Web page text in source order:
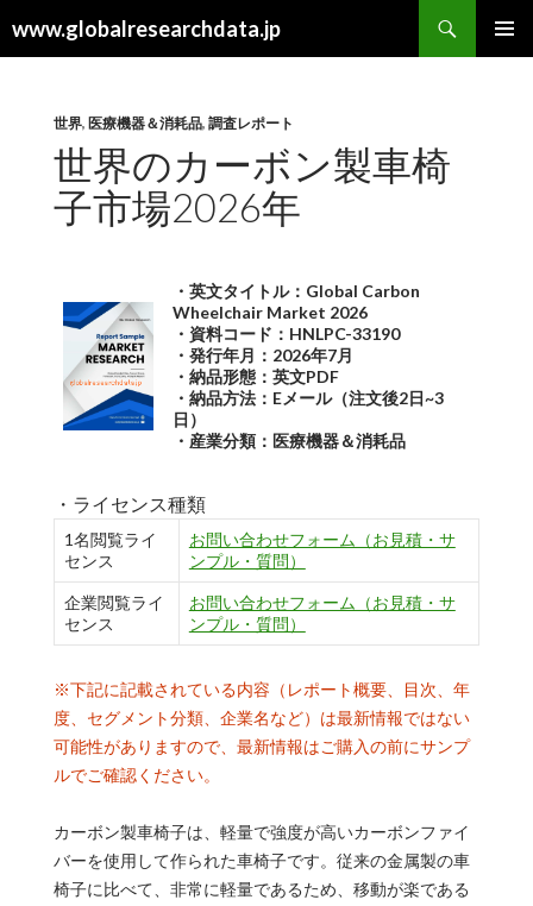
www.globalresearchdata.jp
索
世界, 医療機器＆消耗品, 調査レポート
世界のカーボン製車椅
子市場2026年
・英文タイトル：Global Carbon
Wheelchair Market 2026
・資料コード：HNLPC-33190
・発行年月：2026年7月
・納品形態：英文PDF
・納品方法：Eメール（注文後2日~3
日）
・産業分類：医療機器＆消耗品
・ライセンス種類
1名閲覧ライ
センス
お問い合わせフォーム（お見積・サ
ンプル・質問）
企業閲覧ライ
センス
お問い合わせフォーム（お見積・サ
ンプル・質問）
※下記に記載されている内容（レポート概要、目次、年
度、セグメント分類、企業名など）は最新情報ではない
可能性がありますので、最新情報はご購入の前にサンプ
ルでご確認ください。
カーボン製車椅子は、軽量で強度が高いカーボンファイ
バーを使用して作られた車椅子です。従来の金属製の車
椅子に比べて、非常に軽量であるため、移動が楽である